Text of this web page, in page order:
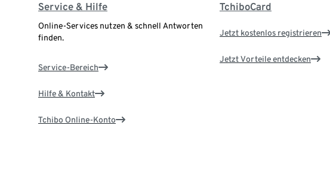
Service & Hilfe
Online-Services nutzen & schnell Antworten
finden.
Service-Bereich
Hilfe & Kontakt
Tchibo Online-Konto
TchiboCard
Jetzt kostenlos registrieren
Jetzt Vorteile entdecken